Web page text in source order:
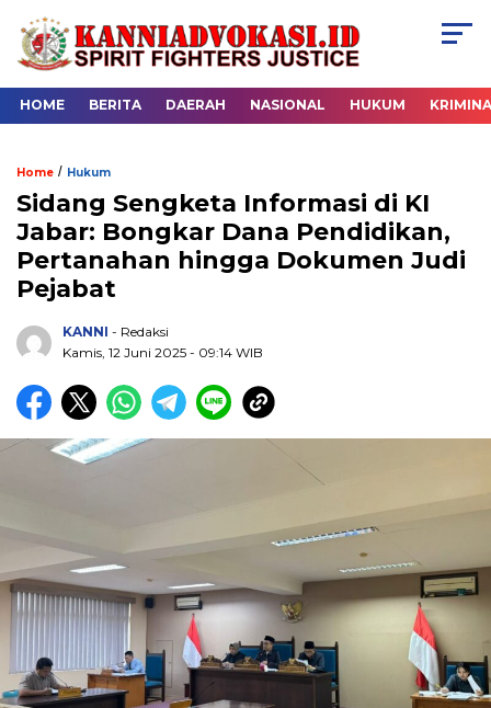
HOME BERITA DAERAH NASIONAL HUKUM
Home / Hukum
Sidang Sengketa Informasi di KI
Jabar: Bongkar Dana Pendidikan,
Pertanahan hingga Dokumen Judi
Pejabat
KANNI - Redaksi
Kamis, 12 Juni 2025 - 09:14 WIB